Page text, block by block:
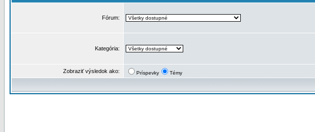
Fórum:
Kategória:
Zobraziť výsledok ako: Príspevky Témy